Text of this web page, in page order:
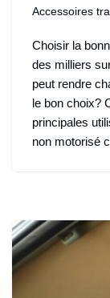
Accessoires
Choisir la
des milliers
peut rendre
le bon choix?
principales
non motorisé